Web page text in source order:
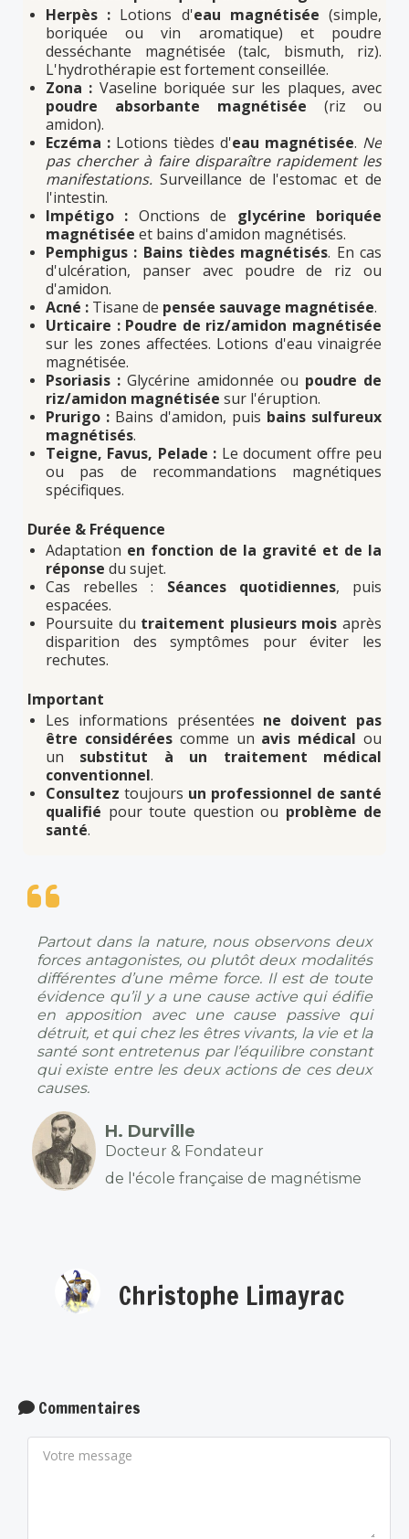
Herpès : Lotions d'eau magnétisée (simple,
boriquée ou vin aromatique) et poudre
desséchante magnétisée (talc, bismuth, riz).
L'hydrothérapie est fortement conseillée.
Zona : Vaseline boriquée sur les plaques, avec
poudre absorbante magnétisée (riz ou
amidon).
Eczéma : Lotions tièdes d'eau magnétisée. Ne
pas chercher à faire disparaître rapidement les
manifestations. Surveillance de l'estomac et de
l'intestin.
Impétigo : Onctions de glycérine boriquée
magnétisée et bains d'amidon magnétisés.
Pemphigus : Bains tièdes magnétisés. En cas
d'ulcération, panser avec poudre de riz ou
d'amidon.
Acné : Tisane de pensée sauvage magnétisée.
Urticaire : Poudre de riz/amidon magnétisée
sur les zones affectées. Lotions d'eau vinaigrée
magnétisée.
Psoriasis : Glycérine amidonnée ou poudre de
riz/amidon magnétisée sur l'éruption.
Prurigo : Bains d'amidon, puis bains sulfureux
magnétisés.
Teigne, Favus, Pelade : Le document offre peu
ou pas de recommandations magnétiques
spécifiques.
Durée & Fréquence
Adaptation en fonction de la gravité et de la
réponse du sujet.
Cas rebelles : Séances quotidiennes, puis
espacées.
Poursuite du traitement plusieurs mois après
disparition des symptômes pour éviter les
rechutes.
Important
Les informations présentées ne doivent pas
être considéréescomme un avis médical ou
un substitut à un traitement médical
conventionnel.
Consultez toujours un professionnel de santé
qualifié pour toute question ou problème de
santé.
Partout dans la nature, nous observons deux
forces antagonistes, ou plutôt deux modalités
différentes d’une même force. Il est de toute
évidence qu’il y a une cause active qui édifie
en apposition avec une cause passive qui
détruit, et qui chez les êtres vivants, la vie et la
santé sont entretenus par l’équilibre constant
qui existe entre les deux actions de ces deux
causes.
H. Durville
Docteur & Fondateur
de l'école française de magnétisme
Christophe Limayrac
Commentaires